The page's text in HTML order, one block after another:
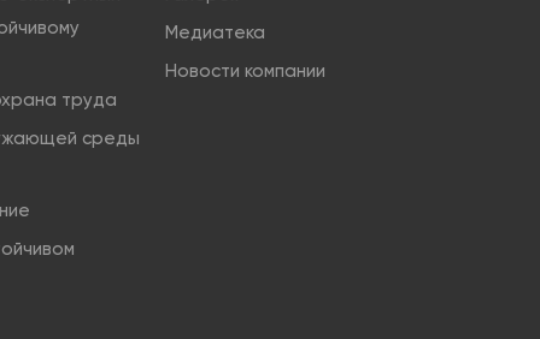
труда
среды
Медиатека
Новости компании